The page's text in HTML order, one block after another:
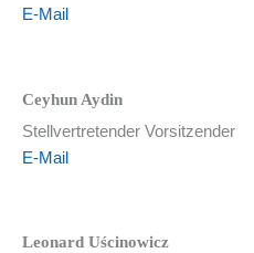
E-Mail
Ceyhun Aydin
Stellvertretender Vorsitzender
E-Mail
Leonard Uścinowicz